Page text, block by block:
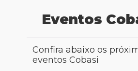
Eventos
Confira abaixo os
eventos Cobasi